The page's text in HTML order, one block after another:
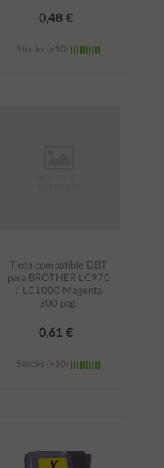
0,48 €
Stocks (+10)
Tinta compatible DBT
para BROTHER LC970
/ LC1000 Magenta
300 pag.
0,61 €
Stocks (+10)